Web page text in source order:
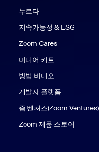
누르다
지속가능성 & ESG
Zoom Cares
미디어 키트
방법 비디오
개발자 플랫폼
줌 벤처스(Zoom Ventures)
Zoom 제품 스토어